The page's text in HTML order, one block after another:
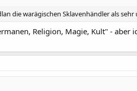
die warägischen Sklavenhändler als
Religion, Magie, Kult" - aber